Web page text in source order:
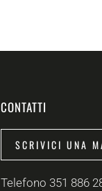
CONTATTI
SCRIVICI UNA
Telefono 351 886